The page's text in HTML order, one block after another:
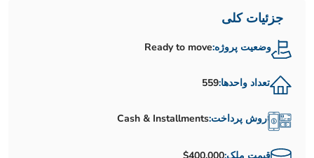
جزئیات کلی
وضعیت پروژه:Ready to move
تعداد واحدها:559
روش پرداخت:Cash & Installments